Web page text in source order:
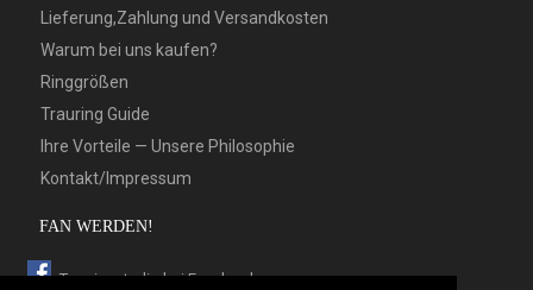
Lieferung,Zahlung und Versandkosten
Warum bei uns kaufen?
Ringgrößen
Trauring Guide
Ihre Vorteile — Unsere Philosophie
Kontakt/Impressum
FAN WERDEN!
Trauringstudio bei Facebook